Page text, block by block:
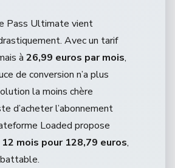
Pass Ultimate vient
Avec un tarif
à 26,99 euros par mois,
de conversion n’a plus
la moins chère
d’acheter l’abonnement
Loaded propose
12 mois pour 128,79 euros,